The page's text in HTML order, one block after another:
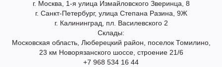
г. Москва, 1-я улица Измайловского Зверинца, 8
г. Санкт-Петербург, улица Степана Разина, 9Ж
г. Калининград, пл. Василевского 2
Склады:
Московская область, Люберецкий район, поселок Томилино,
23 км Новорязанского шоссе, строение 21/6
+7 968 534 16 44